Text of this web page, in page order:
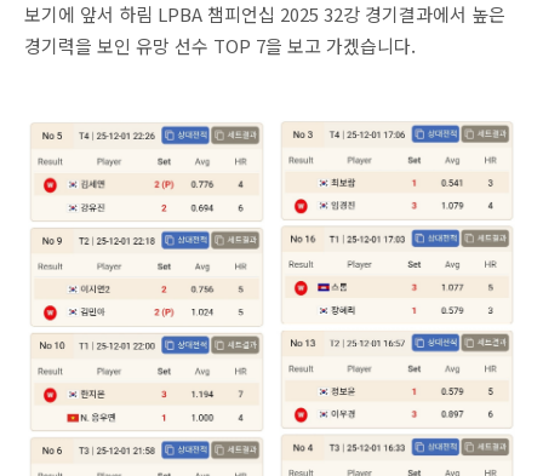
보기에 앞서 하림 LPBA 챔피언십 2025 32강 경기결과에서 높은
경기력을 보인 유망 선수 TOP 7을 보고 가겠습니다.